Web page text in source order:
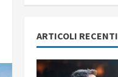
ARTICOLI RECENTI